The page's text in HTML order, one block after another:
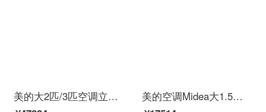
美的大2匹/3匹空调立式 家用变频冷暖柜式空调 圆柱客厅柜机 冷暖一级能效静音立柜式 智能家电 新1级大3匹智行72-YH200(1) 【自清洁低噪静音 1级能效 变频冷暖】
美的空调Midea大1.5匹1p 新一级能效 i青春2 智能变频 壁挂式冷暖卧室空调挂机N8XHB1 大1匹 能效新升级 高配更省电